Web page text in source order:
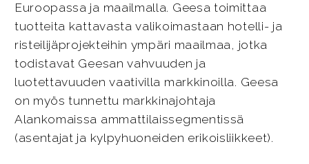
Euroopassa ja maailmalla. Geesa toimittaa
tuotteita kattavasta valikoimastaan hotelli- ja
risteilijäprojekteihin ympäri maailmaa, jotka
todistavat Geesan vahvuuden ja
luotettavuuden vaativilla markkinoilla. Geesa
on myös tunnettu markkinajohtaja
Alankomaissa ammattilaissegmentissä
(asentajat ja kylpyhuoneiden erikoisliikkeet).